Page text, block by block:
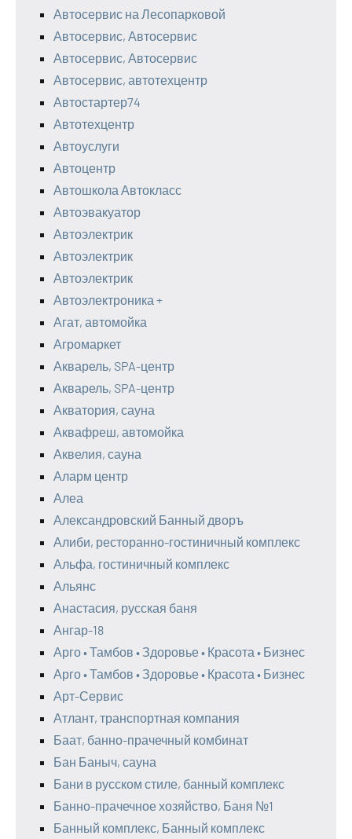
Автосервис на Лесопарковой
Автосервис, Автосервис
Автосервис, Автосервис
Автосервис, автотехцентр
Автостартер74
Автотехцентр
Автоуслуги
Автоцентр
Автошкола Автокласс
Автоэвакуатор
Автоэлектрик
Автоэлектрик
Автоэлектрик
Автоэлектроника +
Агат, автомойка
Агромаркет
Акварель, SPA-центр
Акварель, SPA-центр
Акватория, сауна
Аквафреш, автомойка
Аквелия, сауна
Аларм центр
Алеа
Александровский Банный дворъ
Алиби, ресторанно-гостиничный комплекс
Альфа, гостиничный комплекс
Альянс
Анастасия, русская баня
Ангар-18
Арго • Тамбов • Здоровье • Красота • Бизнес
Арго • Тамбов • Здоровье • Красота • Бизнес
Арт-Сервис
Атлант, транспортная компания
Баат, банно-прачечный комбинат
Бан Баныч, сауна
Бани в русском стиле, банный комплекс
Банно-прачечное хозяйство, Баня №1
Банный комплекс, Банный комплекс